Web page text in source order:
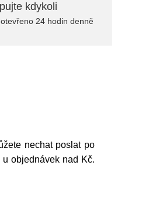
kdykoli
24 hodin denně
nechat poslat po
objednávek nad Kč.